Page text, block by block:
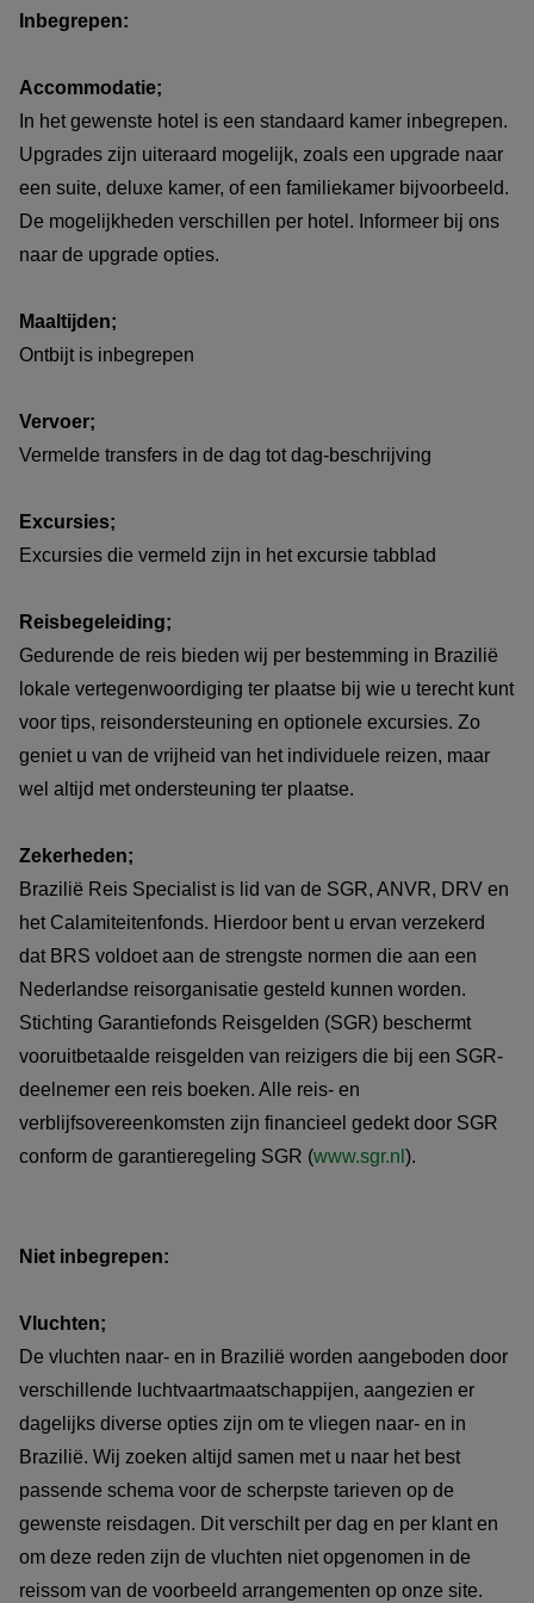
Inbegrepen:
Accommodatie;
In het gewenste hotel is een standaard kamer inbegrepen.
Upgrades zijn uiteraard mogelijk, zoals een upgrade naar
een suite, deluxe kamer, of een familiekamer bijvoorbeeld.
De mogelijkheden verschillen per hotel. Informeer bij ons
naar de upgrade opties.
Maaltijden;
Ontbijt is inbegrepen
Vervoer;
Vermelde transfers in de dag tot dag-beschrijving
Excursies;
Excursies die vermeld zijn in het excursie tabblad
Reisbegeleiding;
Gedurende de reis bieden wij per bestemming in Brazilië
lokale vertegenwoordiging ter plaatse bij wie u terecht kunt
voor tips, reisondersteuning en optionele excursies. Zo
geniet u van de vrijheid van het individuele reizen, maar
wel altijd met ondersteuning ter plaatse.
Zekerheden;
Brazilië Reis Specialist is lid van de SGR, ANVR, DRV en
het Calamiteitenfonds. Hierdoor bent u ervan verzekerd
dat BRS voldoet aan de strengste normen die aan een
Nederlandse reisorganisatie gesteld kunnen worden.
Stichting Garantiefonds Reisgelden (SGR) beschermt
vooruitbetaalde reisgelden van reizigers die bij een SGR-
deelnemer een reis boeken. Alle reis- en
verblijfsovereenkomsten zijn financieel gedekt door SGR
conform de garantieregeling SGR (www.sgr.nl ).
Niet inbegrepen:
Vluchten;
De vluchten naar- en in Brazilië worden aangeboden door
verschillende luchtvaartmaatschappijen, aangezien er
dagelijks diverse opties zijn om te vliegen naar- en in
Brazilië. Wij zoeken altijd samen met u naar het best
passende schema voor de scherpste tarieven op de
gewenste reisdagen. Dit verschilt per dag en per klant en
om deze reden zijn de vluchten niet opgenomen in de
reissom van de voorbeeld arrangementen op onze site.